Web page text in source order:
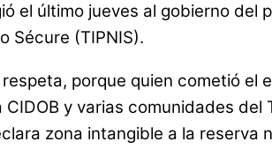
el último jueves al gobierno del
Sécure (TIPNIS).
porque quien cometió el
y varias comunidades del
zona intangible a la reserva